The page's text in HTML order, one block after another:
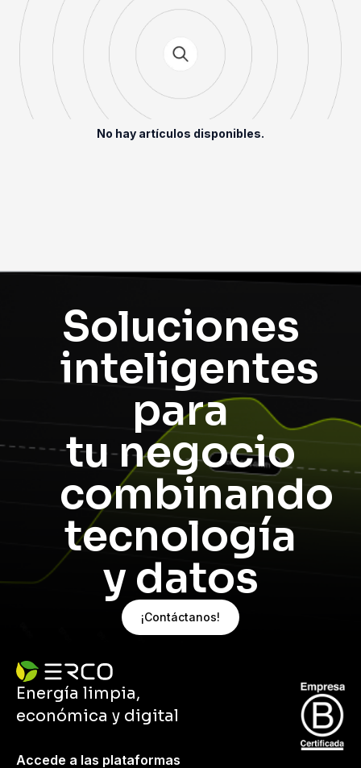
No hay artículos disponibles.
Soluciones
inteligentes
para
tu negocio
combinando
tecnología
y datos
¡Contáctanos!
Energía limpia,
económica y digital
Accede a las plataformas